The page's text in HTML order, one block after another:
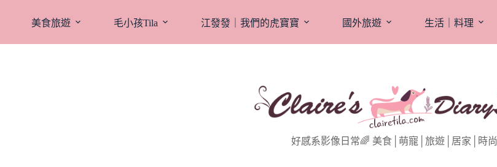
美食旅遊 毛小孩Tila 江發發｜我們的虎寶寶 國外旅遊 生活｜料理
好感系影像日常🌈 美食│萌寵│旅遊│居家│時尚